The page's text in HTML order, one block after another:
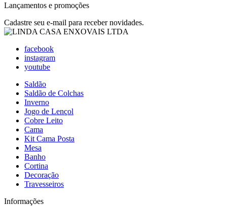
Lançamentos e promoções
Cadastre seu e-mail para receber novidades.
facebook
instagram
youtube
Saldão
Saldão de Colchas
Inverno
Jogo de Lençol
Cobre Leito
Cama
Kit Cama Posta
Mesa
Banho
Cortina
Decoração
Travesseiros
Informações